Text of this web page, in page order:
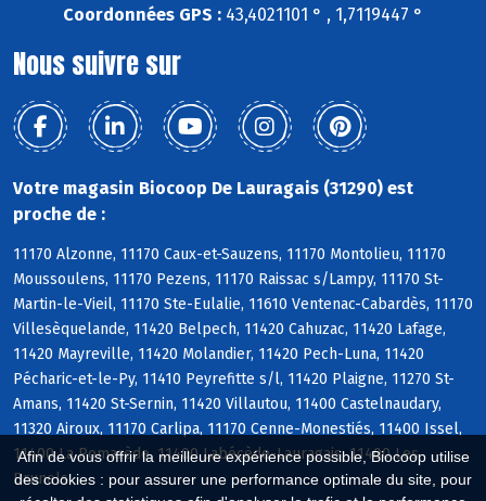
Afin de vous offrir la meilleure expérience possible, Biocoop utilise
des cookies : pour assurer une performance optimale du site, pour
Coordonnées GPS : 43,4021101 ° , 1,7119447 °
Nous suivre sur
Votre magasin Biocoop De Lauragais (31290) est
proche de :
11170 Alzonne, 11170 Caux-et-Sauzens, 11170 Montolieu, 11170
Moussoulens, 11170 Pezens, 11170 Raissac s/Lampy, 11170 St-
Martin-le-Vieil, 11170 Ste-Eulalie, 11610 Ventenac-Cabardès, 11170
Villesèquelande, 11420 Belpech, 11420 Cahuzac, 11420 Lafage,
11420 Mayreville, 11420 Molandier, 11420 Pech-Luna, 11420
Pécharic-et-le-Py, 11410 Peyrefitte s/l, 11420 Plaigne, 11270 St-
Amans, 11420 St-Sernin, 11420 Villautou, 11400 Castelnaudary,
11320 Airoux, 11170 Carlipa, 11170 Cenne-Monestiés, 11400 Issel,
11400 La Pomarède, 11400 Labécède-Lauragais, 11400 Les
Brunels